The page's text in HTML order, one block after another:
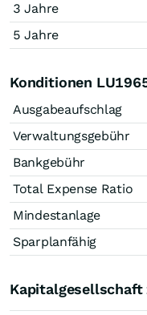
3 Jahre
5 Jahre
Konditionen
Ausgabeaufschlag
Verwaltungsgebühr
Bankgebühr
Total Expense Ratio
Mindestanlage
Sparplanfähig
Kapitalgesellschaft